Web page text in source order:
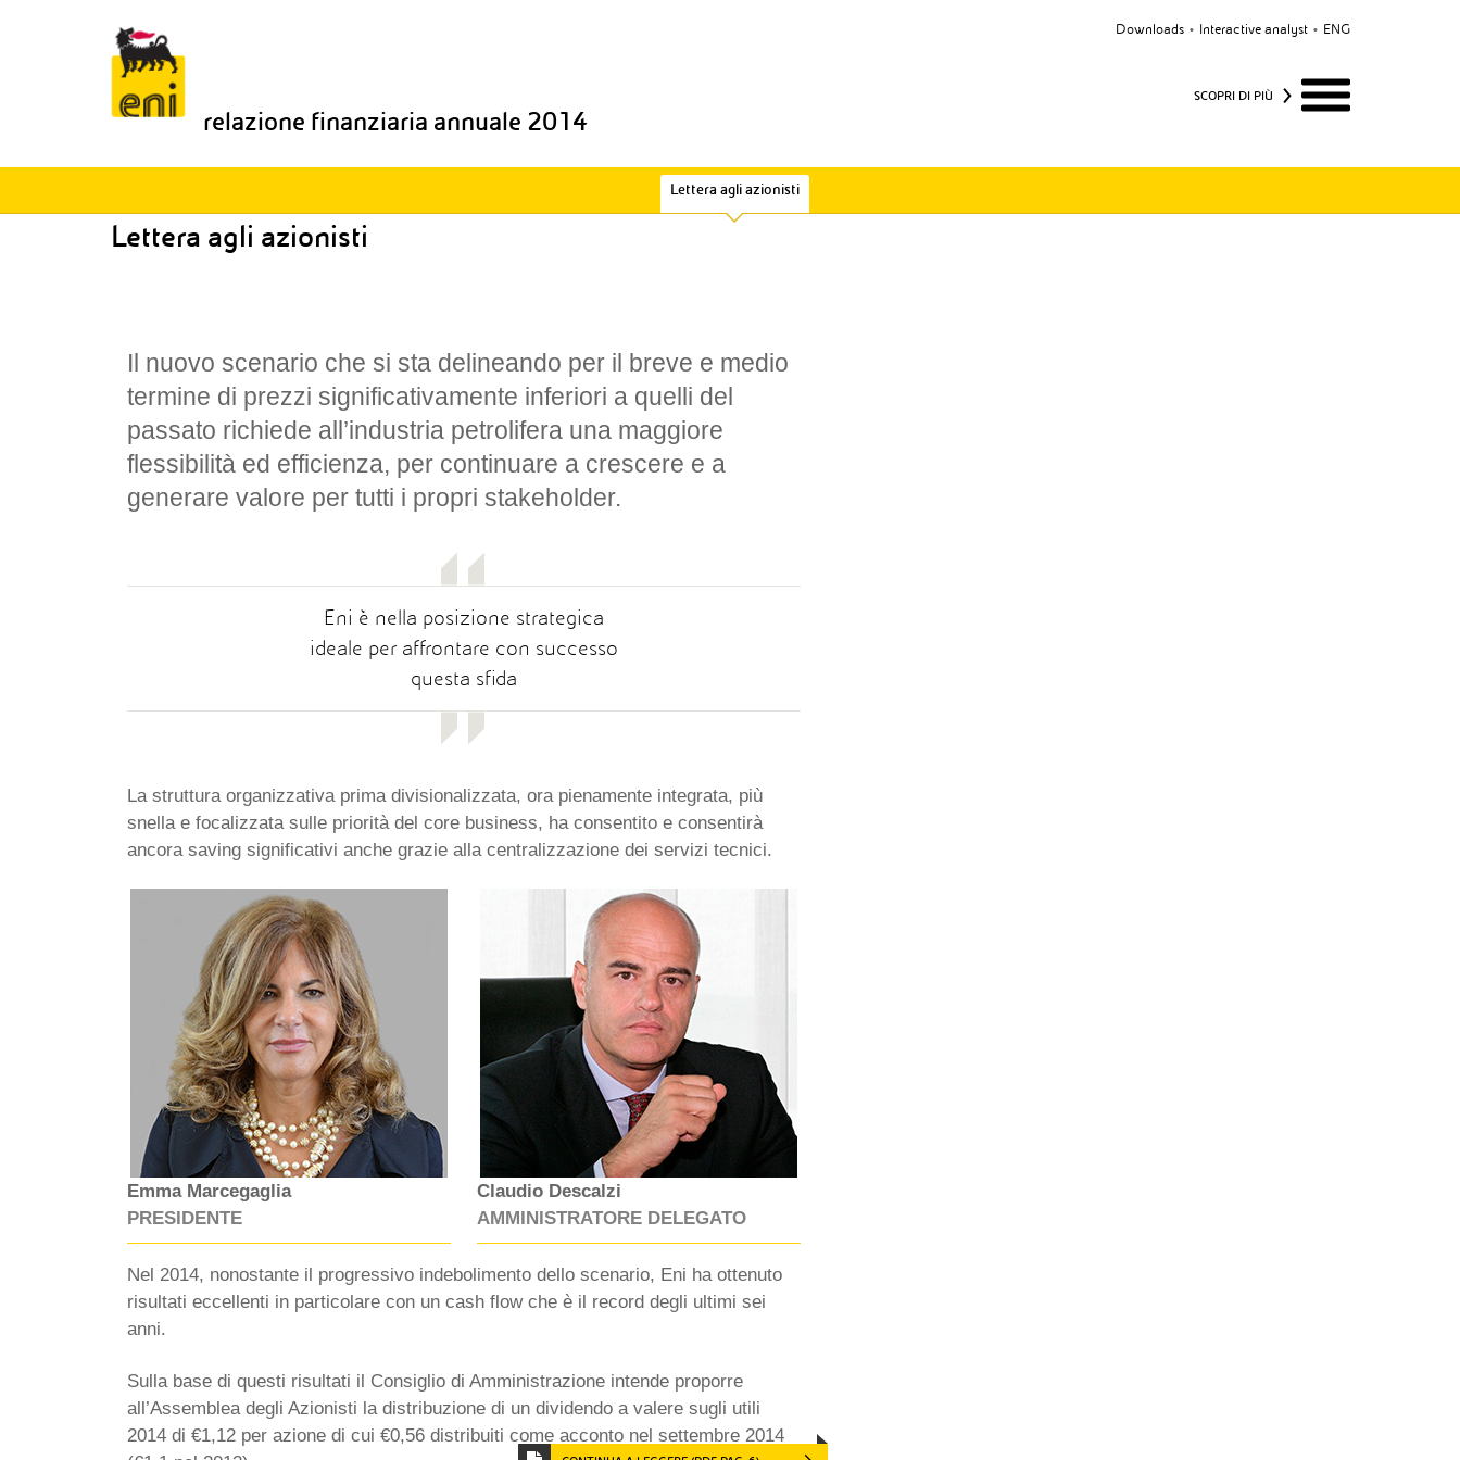
relazione finanziaria annuale 2014
Downloads Interactive analyst ENG
SCOPRI DI PIÙ
Lettera agli azionisti
Lettera agli azionisti
Il nuovo scenario che si sta delineando per il breve e medio
termine di prezzi significativamente inferiori a quelli del
passato richiede all’industria petrolifera una maggiore
flessibilità ed efficienza, per continuare a crescere e a
generare valore per tutti i propri stakeholder.
Eni è nella posizione strategica
ideale per affrontare con successo
questa sfida
La struttura organizzativa prima divisionalizzata, ora pienamente integrata, più
snella e focalizzata sulle priorità del core business, ha consentito e consentirà
ancora saving significativi anche grazie alla centralizzazione dei servizi tecnici.
Emma Marcegaglia
PRESIDENTE
Claudio Descalzi
AMMINISTRATORE DELEGATO
Nel 2014, nonostante il progressivo indebolimento dello scenario, Eni ha ottenuto
risultati eccellenti in particolare con un cash flow che è il record degli ultimi sei
anni.
Sulla base di questi risultati il Consiglio di Amministrazione intende proporre
all’Assemblea degli Azionisti la distribuzione di un dividendo a valere sugli utili
2014 di €1,12 per azione di cui €0,56 distribuiti come acconto nel settembre 2014